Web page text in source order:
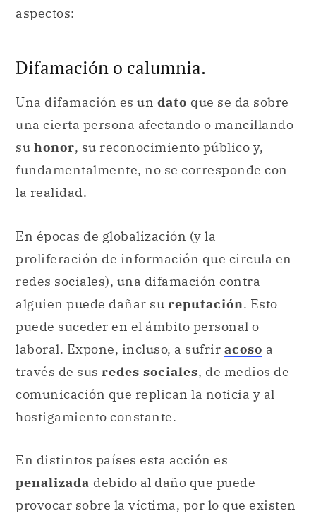
aspectos:
Difamación o calumnia.
Una difamación es un dato que se da sobre
una cierta persona afectando o mancillando
su honor, su reconocimiento público y,
fundamentalmente, no se corresponde con
la realidad.
En épocas de globalización (y la
proliferación de información que circula en
redes sociales), una difamación contra
alguien puede dañar su reputación. Esto
puede suceder en el ámbito personal o
laboral. Expone, incluso, a sufrir acoso a
través de sus redes sociales, de medios de
comunicación que replican la noticia y al
hostigamiento constante.
En distintos países esta acción es
penalizada debido al daño que puede
provocar sobre la víctima, por lo que existen